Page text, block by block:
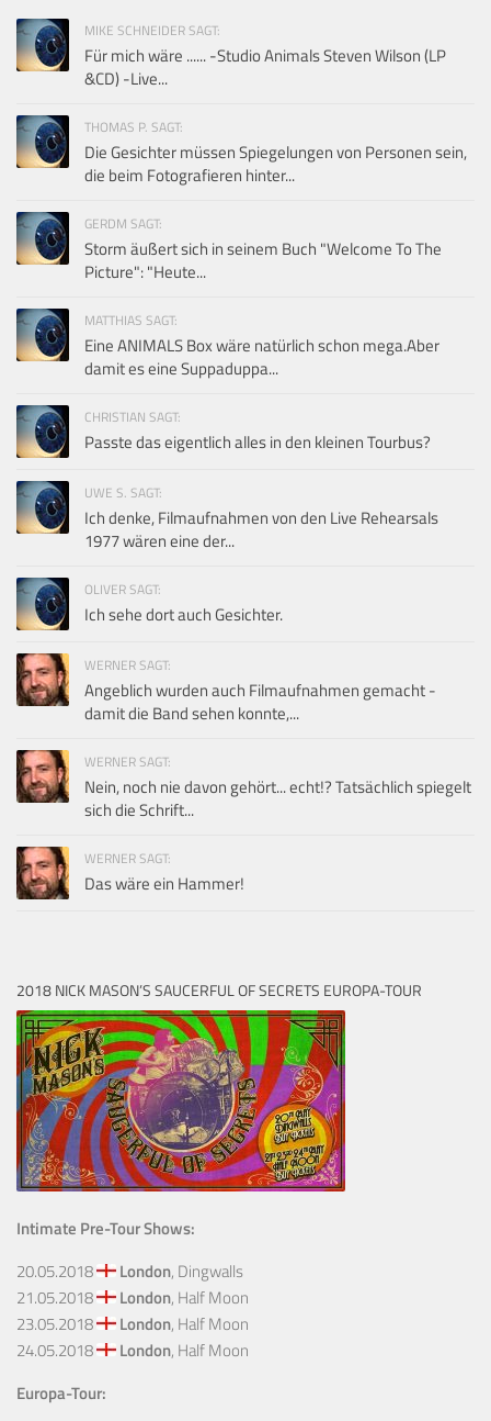
MIKE SCHNEIDER SAGT:
Für mich wäre ...... -Studio Animals Steven Wilson (LP
&CD) -Live...
THOMAS P. SAGT:
Die Gesichter müssen Spiegelungen von Personen sein,
die beim Fotografieren hinter...
GERDM SAGT:
Storm äußert sich in seinem Buch "Welcome To The
Picture": "Heute...
MATTHIAS SAGT:
Eine ANIMALS Box wäre natürlich schon mega.Aber
damit es eine Suppaduppa...
CHRISTIAN SAGT:
Passte das eigentlich alles in den kleinen Tourbus?
UWE S. SAGT:
Ich denke, Filmaufnahmen von den Live Rehearsals
1977 wären eine der...
OLIVER SAGT:
Ich sehe dort auch Gesichter.
WERNER SAGT:
Angeblich wurden auch Filmaufnahmen gemacht -
damit die Band sehen konnte,...
WERNER SAGT:
Nein, noch nie davon gehört... echt!? Tatsächlich spiegelt
sich die Schrift...
WERNER SAGT:
Das wäre ein Hammer!
2018 NICK MASON’S SAUCERFUL OF SECRETS EUROPA-TOUR
Intimate Pre-Tour Shows:
20.05.2018
London, Dingwalls
21.05.2018
London, Half Moon
23.05.2018
London, Half Moon
24.05.2018
London, Half Moon
Europa-Tour: